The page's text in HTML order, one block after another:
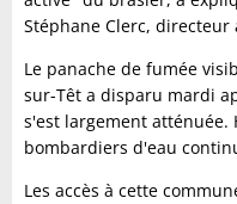
Stéphane Clerc, directeur
Le panache de fumée
sur-Têt a disparu mardi
s'est largement atténuée.
bombardiers d'eau
Les accès à cette